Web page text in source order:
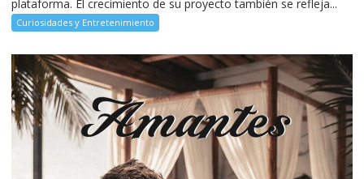
plataforma. El crecimiento de su proyecto también se refleja...
Curiosidades y Entretenimiento